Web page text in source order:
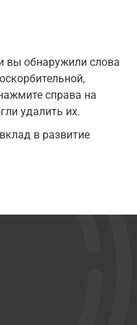
вы обнаружили слова
справа на
удалить их.
в развитие